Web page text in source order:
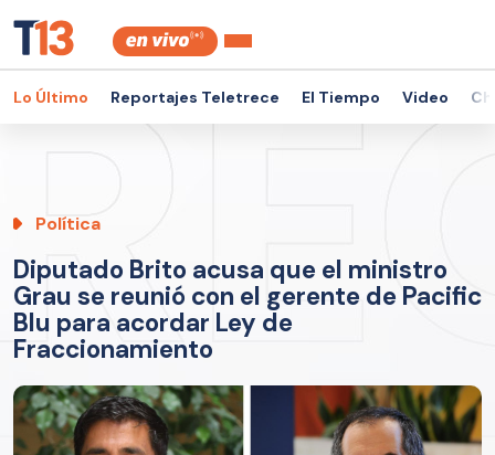
Lo Último Reportajes Teletrece El Tiempo Video
Política
Diputado Brito acusa que el ministro
Grau se reunió con el gerente de Pacific
Blu para acordar Ley de
Fraccionamiento